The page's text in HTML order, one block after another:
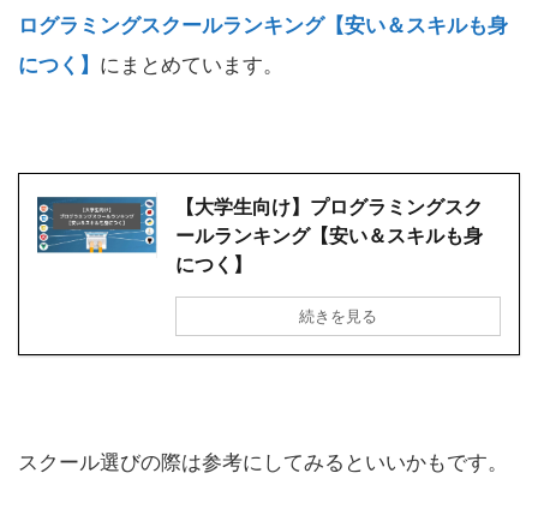
ログラミングスクールランキング【安い＆スキルも身
につく】 にまとめています。
【大学生向け】プログラミングスク
ールランキング【安い＆スキルも身
につく】
続きを見る
スクール選びの際は参考にしてみるといいかもです。